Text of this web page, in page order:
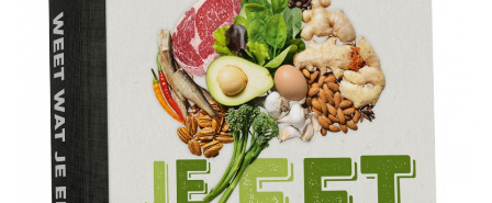
In de pers
Lezingen
Consult